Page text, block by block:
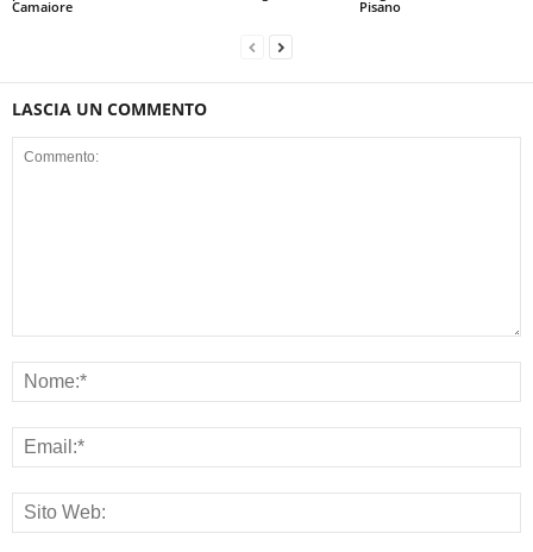
Camaiore
Pisano
LASCIA UN COMMENTO